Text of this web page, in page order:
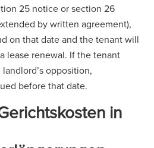
25 notice or section 26
by written agreement),
on that date and the tenant will
lease renewal. If the tenant
opposition,
before that date.
in